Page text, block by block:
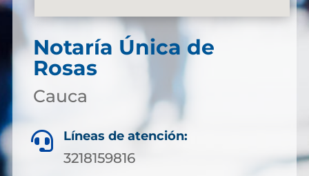
Notaría Única de
Rosas
Cauca
 Líneas de atención:
3218159816